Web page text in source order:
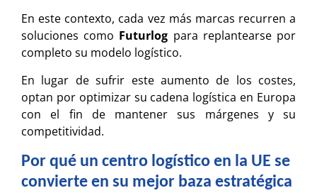
En este contexto, cada vez más marcas recurren a
soluciones como Futurlog para replantearse por
completo su modelo logístico.
En lugar de sufrir este aumento de los costes,
optan por optimizar su cadena logística en Europa
con el fin de mantener sus márgenes y su
competitividad.
Por qué un centro logístico en la UE se
convierte en su mejor baza estratégica